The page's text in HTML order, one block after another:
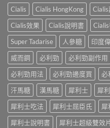
樣？
副
作
用
大
嗎？〉
從
來
不
是
性
福
終
點〉
中
副
作
用
全
解
析：
見
反
應、
生
率〉
中
利
士，
他
達
拉
非）
效
與
藥
持
續
完
整
Cialis Cialis HongKong Cialis
Cialis效果
Cialis說明書
Super Tadarise
人參糖 印度
威而鋼
必利勁 必利勁副作用
必利勁用法
必利勁邊度買 必
汗馬糖
漢馬糖 犀利士 犀
犀利士吃法
犀利士屈臣氏 犀
犀利士說明書
犀利士超級雙效